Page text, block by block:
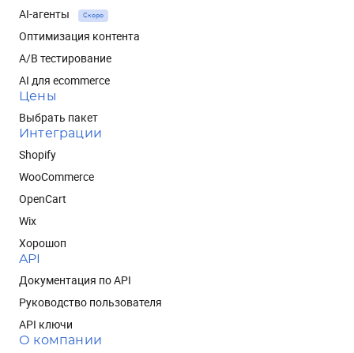
AI-агенты
Скоро
Оптимизация контента
A/B тестирование
AI для ecommerce
Цены
Выбрать пакет
Интеграции
Shopify
WooCommerce
OpenCart
Wix
Хорошоп
API
Документация по API
Руководство пользователя
API ключи
О компании